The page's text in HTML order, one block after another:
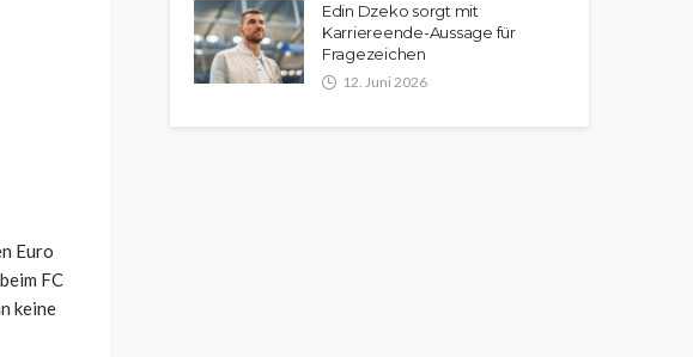
Euro
FC
keine
Edin Dzeko sorgt mit
Karriereende-Aussage für
Fragezeichen
12. Juni 2026